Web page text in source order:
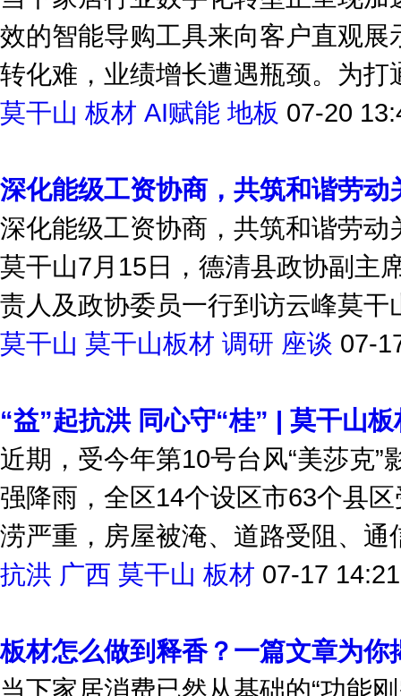
当下家居行业数字化转型正呈现
效的智能导购工具来向客户直观展
转化难，业绩增长遭遇瓶颈。为打
莫干山 板材 AI赋能 地板
深化能级工资协商，共筑和谐劳动
深化能级工资协商，共筑和谐劳
莫干山7月15日，德清县政协副主
责人及政协委员一行到访云峰莫干
莫干山 莫干山板材 调研 座谈
“益”起抗洪 同心守“桂” | 莫干山
近期，受今年第10号台风“美莎克
强降雨，全区14个设区市63个县
涝严重，房屋被淹、道路受阻、通
抗洪 广西 莫干山 板材
板材怎么做到释香？一篇文章为